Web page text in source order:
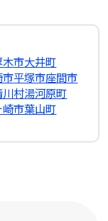
木市大井町
市平塚市座間市
川村湯河原町
崎市葉山町